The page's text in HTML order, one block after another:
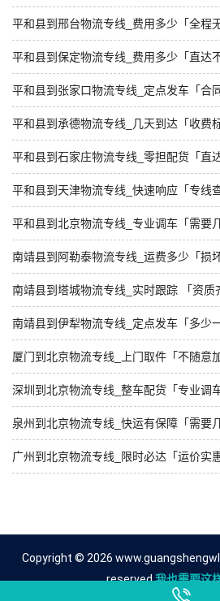
平和县到邢台物流专线_费用多少「全程无
平和县到保定物流专线_费用多少「直达
平和县到张家口物流专线_定点发车「合
平和县到承德物流专线_几天到达「收费标
平和县到石家庄物流专线_零担配货「直
平和县到天津物流专线_快速响应「专线查
平和县到北京物流专线_专业调车「需要几
南靖县到阿勒泰物流专线_运费多少「损
南靖县到塔城物流专线_实时跟踪 「资质
南靖县到伊犁物流专线_定点发车「多少一
厦门到北京物流专线_上门取件「不随意加
深圳到北京物流专线_整车配货「专业调车
泉州到北京物流专线_快运有保障「需要几
广州到北京物流专线_限时必达「运价实惠
Copyright © 2026
reserved.我也需要这